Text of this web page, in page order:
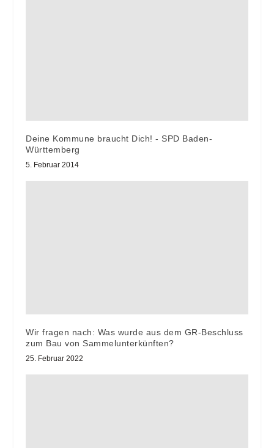
Deine Kommune braucht Dich! - SPD Baden-
Württemberg
5. Februar 2014
Wir fragen nach: Was wurde aus dem GR-Beschluss
zum Bau von Sammelunterkünften?
25. Februar 2022